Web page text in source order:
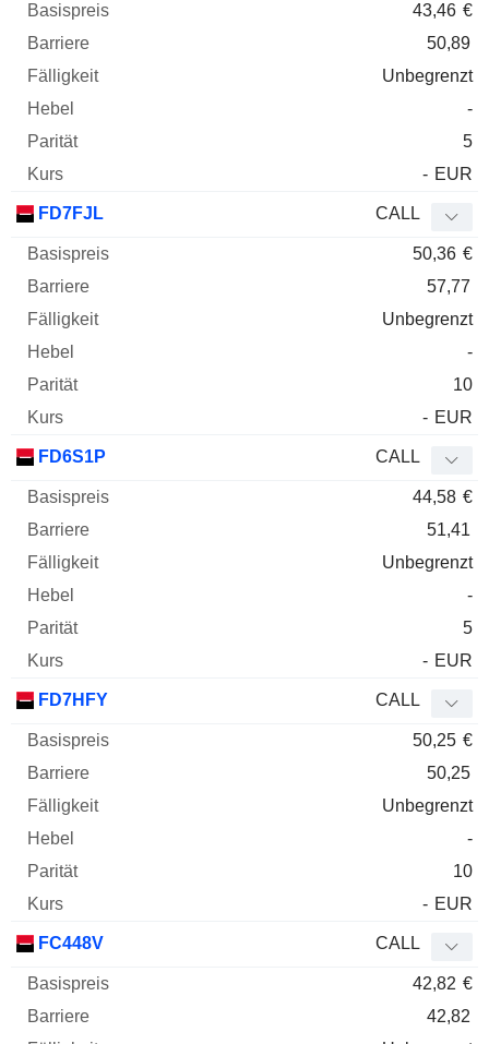
43,46 €
50,89
Unbegrenzt
-
5
- EUR
FD7FJL CALL
50,36 €
57,77
Unbegrenzt
-
10
- EUR
FD6S1P CALL
44,58 €
51,41
Unbegrenzt
-
5
- EUR
FD7HFY CALL
50,25 €
50,25
Unbegrenzt
-
10
- EUR
FC448V CALL
42,82 €
42,82